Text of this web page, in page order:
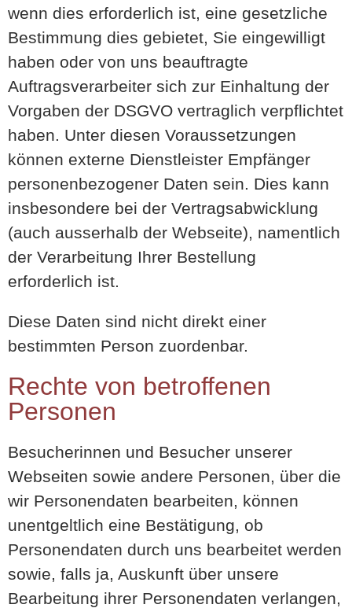
wenn dies erforderlich ist, eine gesetzliche
Bestimmung dies gebietet, Sie eingewilligt
haben oder von uns beauftragte
Auftragsverarbeiter sich zur Einhaltung der
Vorgaben der DSGVO vertraglich verpflichtet
haben. Unter diesen Voraussetzungen
können externe Dienstleister Empfänger
personenbezogener Daten sein. Dies kann
insbesondere bei der Vertragsabwicklung
(auch ausserhalb der Webseite), namentlich
der Verarbeitung Ihrer Bestellung
erforderlich ist.
Diese Daten sind nicht direkt einer
bestimmten Person zuordenbar.
Rechte von betroffenen
Personen
Besucherinnen und Besucher unserer
Webseiten sowie andere Personen, über die
wir Personendaten bearbeiten, können
unentgeltlich eine Bestätigung, ob
Personendaten durch uns bearbeitet werden
sowie, falls ja, Auskunft über unsere
Bearbeitung ihrer Personendaten verlangen,